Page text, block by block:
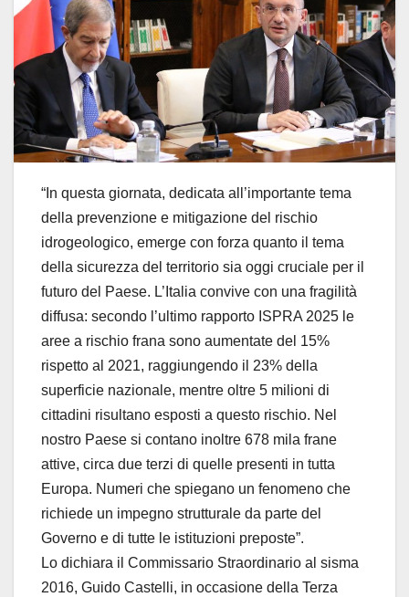
“In questa giornata, dedicata all’importante tema
della prevenzione e mitigazione del rischio
idrogeologico, emerge con forza quanto il tema
della sicurezza del territorio sia oggi cruciale per il
futuro del Paese. L’Italia convive con una fragilità
diffusa: secondo l’ultimo rapporto ISPRA 2025 le
aree a rischio frana sono aumentate del 15%
rispetto al 2021, raggiungendo il 23% della
superficie nazionale, mentre oltre 5 milioni di
cittadini risultano esposti a questo rischio. Nel
nostro Paese si contano inoltre 678 mila frane
attive, circa due terzi di quelle presenti in tutta
Europa. Numeri che spiegano un fenomeno che
richiede un impegno strutturale da parte del
Governo e di tutte le istituzioni preposte”.
Lo dichiara il Commissario Straordinario al sisma
2016, Guido Castelli, in occasione della Terza